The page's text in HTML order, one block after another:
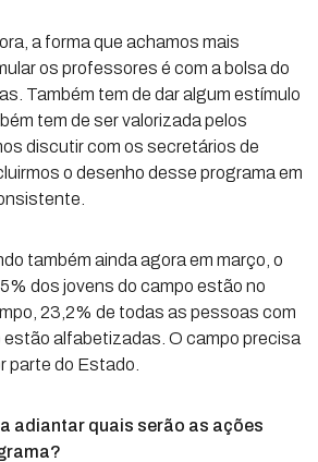
a forma que achamos mais
os professores é com a bolsa do
Também tem de dar algum estímulo
tem de ser valorizada pelos
discutir com os secretários de
o desenho desse programa em
também ainda agora em março, o
dos jovens do campo estão no
23,2% de todas as pessoas com
estão alfabetizadas. O campo precisa
parte do Estado.
adiantar quais serão as ações